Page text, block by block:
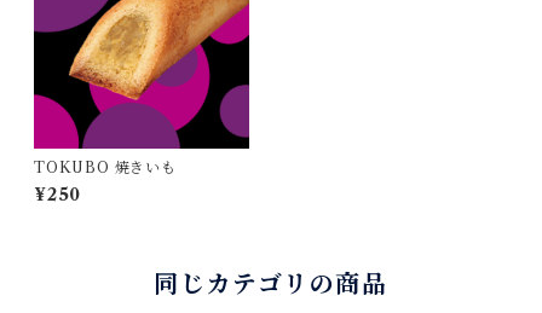
TOKUBO 焼きいも
¥250
同じカテゴリの商品